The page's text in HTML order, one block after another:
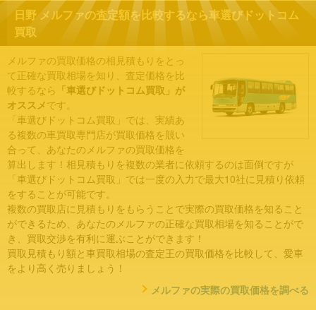
日野 メルファの査定額を比較するなら車選びドットコム
買取
メルファの買取価格の相見積もりをとっ
て正確な買取相場を知り、査定価格を比
較するなら 「車選びドットコム買取」が
オススメです。
「車選びドットコム買取」では、実績あ
る複数の車買取専門店が買取価格を競い
合って、あなたのメルファの買取価格を
算出します！相見積もりを複数の業者に依頼するのは面倒ですが
「車選びドットコム買取」では一度の入力で最大10社に見積り依頼
をすることが可能です。
複数の買取店に見積もりをもらうことで実際の買取価格を知ること
ができるため、あなたのメルファの正確な買取相場を知ることがで
き、買取交渉を有利に運ぶことができます！
買取見積もり額と車買取相場の査定王の買取価格を比較して、愛車
をより高く売りましょう！
メルファの実際の買取価格を調べる